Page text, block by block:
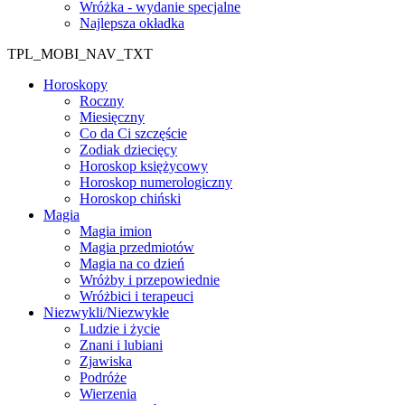
Wróżka - wydanie specjalne
Najlepsza okładka
TPL_MOBI_NAV_TXT
Horoskopy
Roczny
Miesięczny
Co da Ci szczęście
Zodiak dziecięcy
Horoskop księżycowy
Horoskop numerologiczny
Horoskop chiński
Magia
Magia imion
Magia przedmiotów
Magia na co dzień
Wróżby i przepowiednie
Wróżbici i terapeuci
Niezwykli/Niezwykłe
Ludzie i życie
Znani i lubiani
Zjawiska
Podróże
Wierzenia